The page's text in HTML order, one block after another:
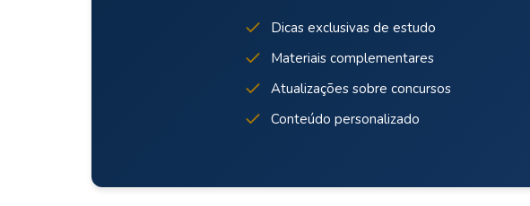
Dicas exclusivas de estudo
Materiais complementares
Atualizações sobre concursos
Conteúdo personalizado